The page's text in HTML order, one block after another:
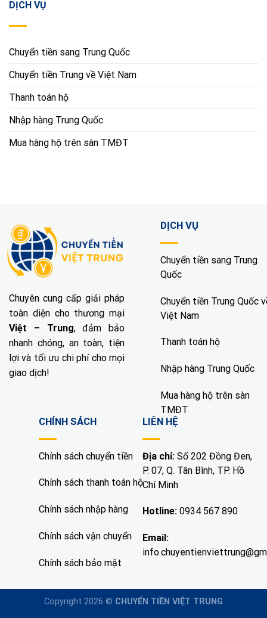
DỊCH VỤ
Chuyển tiền sang Trung Quốc
Chuyển tiền Trung về Việt Nam
Thanh toán hộ
Nhập hàng Trung Quốc
Mua hàng hộ trên sàn TMĐT
Chuyên cung cấp giải pháp
toàn diện cho thương mại
Việt – Trung, đảm bảo
nhanh chóng, an toàn, tiện
lợi và tối ưu chi phí cho mọi
giao dịch!
DỊCH VỤ
Chuyển tiền sang Trung
Quốc
Chuyển tiền Trung Quốc
Việt Nam
Thanh toán hộ
Nhập hàng Trung Quốc
Mua hàng hộ trên sàn
TMĐT
CHÍNH SÁCH
Chính sách chuyển tiền
Chính sách thanh toán hộ
Chính sách nhập hàng
Chính sách vận chuyển
Chính sách bảo mật
LIÊN HỆ
Địa chỉ: Số 202 Đồng Đen,
P. 07, Q. Tân Bình, TP. Hồ
Chí Minh
Hotline: 0934 567 890
Email:
Copyright 2026 © CHUYỂN TIỀN VIỆT TRUNG